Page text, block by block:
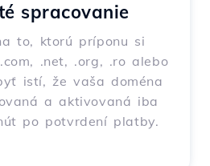
spracovanie
to, ktorú príponu si
.net, .org, .ro alebo
istí, že vaša doména
a aktivovaná iba
po potvrdení platby.